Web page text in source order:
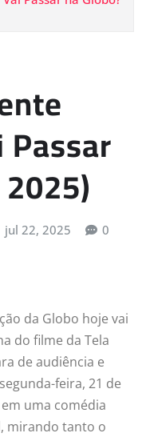
jul 22, 2025 0
da Globo hoje vai
do filme da Tela
de audiência e
feira, 21 de
uma comédia
mirando tanto o